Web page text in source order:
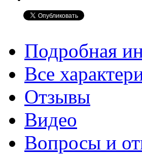
Подробная
Все
Отзывы
Видео
Вопросы и